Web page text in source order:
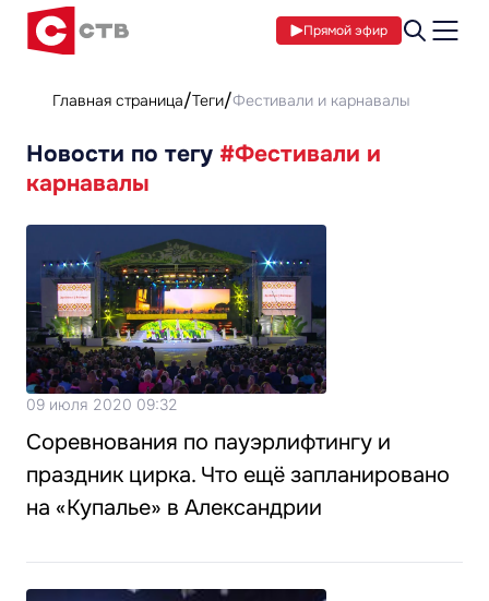
Прямой эфир
Главная страница Теги Фестивали и карнавалы
Новости по тегу #Фестивали и
карнавалы
09 июля 2020 09:32
Соревнования по пауэрлифтингу и
праздник цирка. Что ещё запланировано
на «Купалье» в Александрии